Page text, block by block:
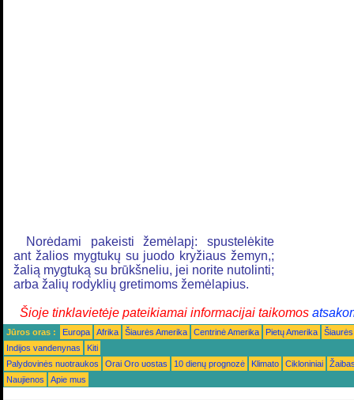
Norėdami pakeisti žemėlapį: spustelėkite
ant žalios mygtukų su juodo kryžiaus žemyn,;
žalią mygtuką su brūkšneliu, jei norite nutolinti;
arba žalių rodyklių gretimoms žemėlapius.
Šioje tinklavietėje pateikiamai informacijai taikomos
Jūros oras : Europa Afrika Šiaurės Amerika Centrinė Amerika Pietų Amerika
Indijos vandenynas
Kiti
Palydovinės nuotraukos
Orai Oro uostas 10 dienų prognozė Klimato Cikloniniai
Naujienos
Apie mus